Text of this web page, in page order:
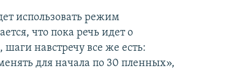
использовать режим
что пока речь идет о
навстречу все же есть:
для начала по 30 пленных»,